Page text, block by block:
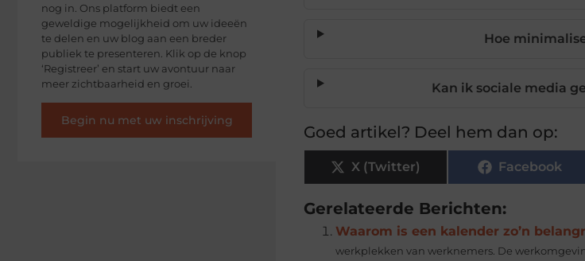
nog in. Ons platform biedt een
geweldige mogelijkheid om uw ideeën
te delen en uw blog aan een breder
publiek te presenteren. Klik op de knop
‘Registreer’ en start uw avontuur naar
meer zichtbaarheid en groei.
Begin nu met uw inschrijving
Hoe
Kan ik sociale media
Goed artikel? Deel hem dan op:
X (Twitter) Facebook
Gerelateerde Berichten:
Waarom is een kalender zo’n
werkplekken van werknemers. De